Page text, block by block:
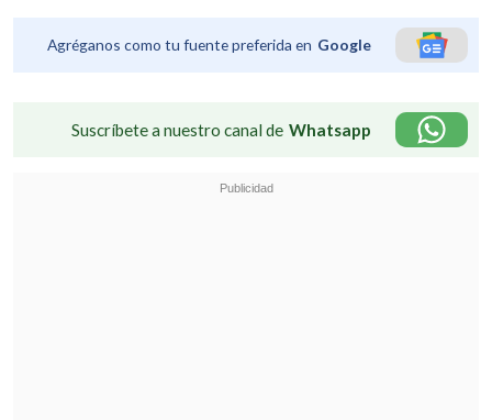
Agréganos como tu fuente preferida en Google
Suscríbete a nuestro canal de Whatsapp